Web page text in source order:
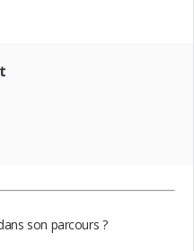
son parcours ?